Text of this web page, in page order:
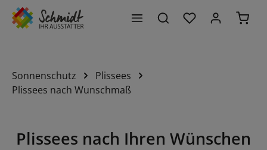
springen Du hast 0
Sonnenschutz
Plissees
Plissees nach Wunschmaß
Plissees nach Ihren Wünschen